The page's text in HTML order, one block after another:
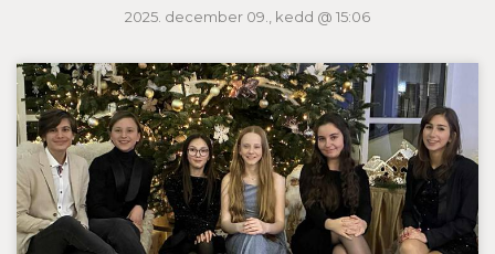
2025. december 09., kedd @ 15:06